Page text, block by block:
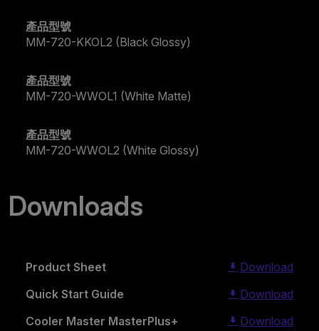
產品型號
MM-720-KKOL2 (Black Glossy)
產品型號
MM-720-WWOL1 (White Matte)
產品型號
MM-720-WWOL2 (White Glossy)
Downloads
Product Sheet
Download
Quick Start Guide
Download
Cooler Master MasterPlus+
Download